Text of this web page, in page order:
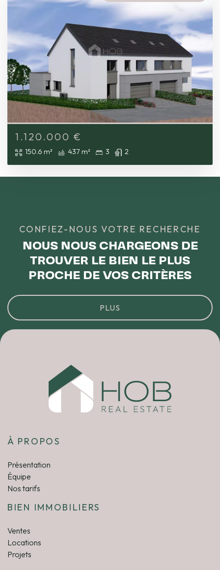
1.120.000 €
150.6 m² 437 m² 3 2
CONFIEZ-NOUS VOTRE RECHERCHE
NOUS NOUS CHARGEONS DE
TROUVER LE BIEN LE PLUS
PROCHE DE VOS CRITÈRES
PLUS
À PROPOS
Présentation
Équipe
Nos tarifs
BIEN IMMOBILIERS
Ventes
Locations
Projets